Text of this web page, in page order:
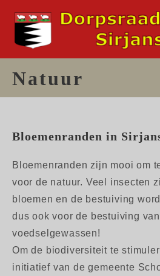
naar
inhoud
Natuur
Bloemenranden in
Bloemenranden zijn mooi om
voor de natuur. Veel insecten
bloemen en de bestuiving
dus ook voor de bestuiving
voedselgewassen!
Om de biodiversiteit te
initiatief van de gemeente